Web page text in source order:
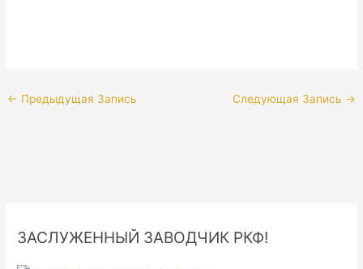
← Предыдущая Запись Следующая Запись →
ЗАСЛУЖЕННЫЙ ЗАВОДЧИК РКФ!